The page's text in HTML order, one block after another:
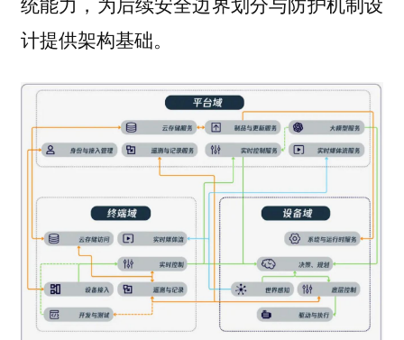
计提供架构基础。